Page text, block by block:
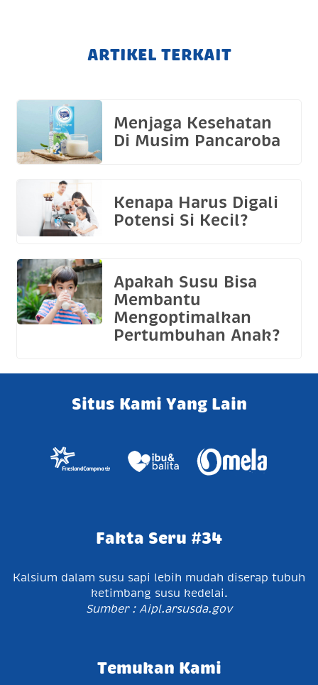
ARTIKEL TERKAIT
Menjaga Kesehatan
Di Musim Pancaroba
Kenapa Harus Digali
Potensi Si Kecil?
Apakah Susu Bisa
Membantu
Mengoptimalkan
Pertumbuhan Anak?
Situs Kami Yang Lain
Fakta Seru #34
Kalsium dalam susu sapi lebih mudah diserap tubuh
ketimbang susu kedelai.
Sumber : Aipl.arsusda.gov
Temukan Kami